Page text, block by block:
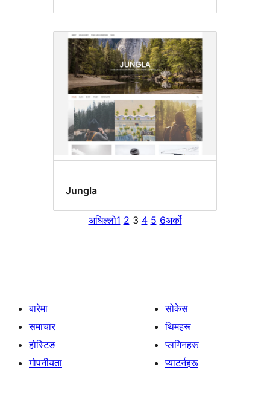
Jungla
अघिल्लो1 2 3 4 5 6अर्को
बारेमा
समाचार
होस्टिङ
गोपनीयता
सोकेस
थिमहरू
प्लगिनहरू
प्याटर्नहरू